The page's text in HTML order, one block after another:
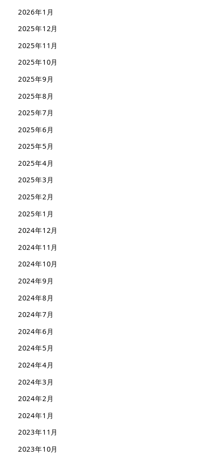
2026年1月
2025年12月
2025年11月
2025年10月
2025年9月
2025年8月
2025年7月
2025年6月
2025年5月
2025年4月
2025年3月
2025年2月
2025年1月
2024年12月
2024年11月
2024年10月
2024年9月
2024年8月
2024年7月
2024年6月
2024年5月
2024年4月
2024年3月
2024年2月
2024年1月
2023年11月
2023年10月